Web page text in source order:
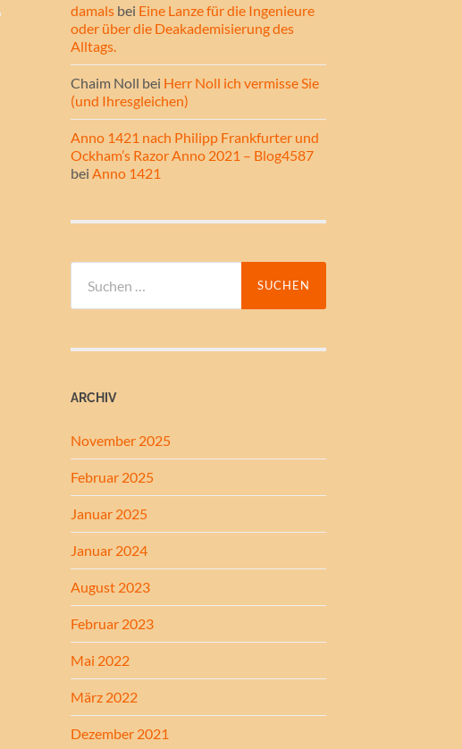
damals bei Eine Lanze für die Ingenieure
oder über die Deakademisierung des
Alltags.
Chaim Noll bei Herr Noll ich vermisse Sie
(und Ihresgleichen)
Anno 1421 nach Philipp Frankfurter und
Ockham’s Razor Anno 2021 – Blog4587
bei Anno 1421
nach:
ARCHIV
November 2025
Februar 2025
Januar 2025
Januar 2024
August 2023
Februar 2023
Mai 2022
März 2022
Dezember 2021